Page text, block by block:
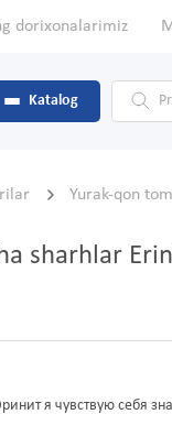
dorixonalarimiz
Katalog
Yurak-qon
sharhlar
я чувствую себя